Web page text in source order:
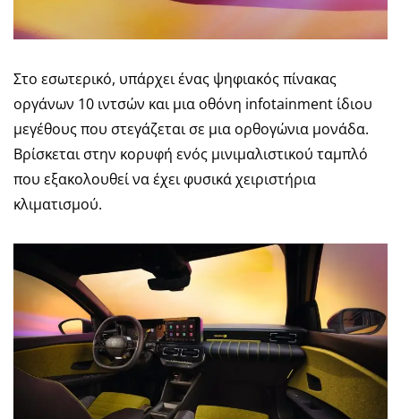
Στο εσωτερικό, υπάρχει ένας ψηφιακός πίνακας
οργάνων 10 ιντσών και μια οθόνη infotainment ίδιου
μεγέθους που στεγάζεται σε μια ορθογώνια μονάδα.
Βρίσκεται στην κορυφή ενός μινιμαλιστικού ταμπλό
που εξακολουθεί να έχει φυσικά χειριστήρια
κλιματισμού.